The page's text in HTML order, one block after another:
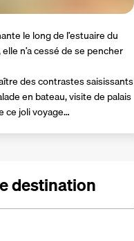
le long de l’estuaire du
n’a cessé de se pencher
des contrastes saisissants
en bateau, visite de palais
ce joli voyage…
destination